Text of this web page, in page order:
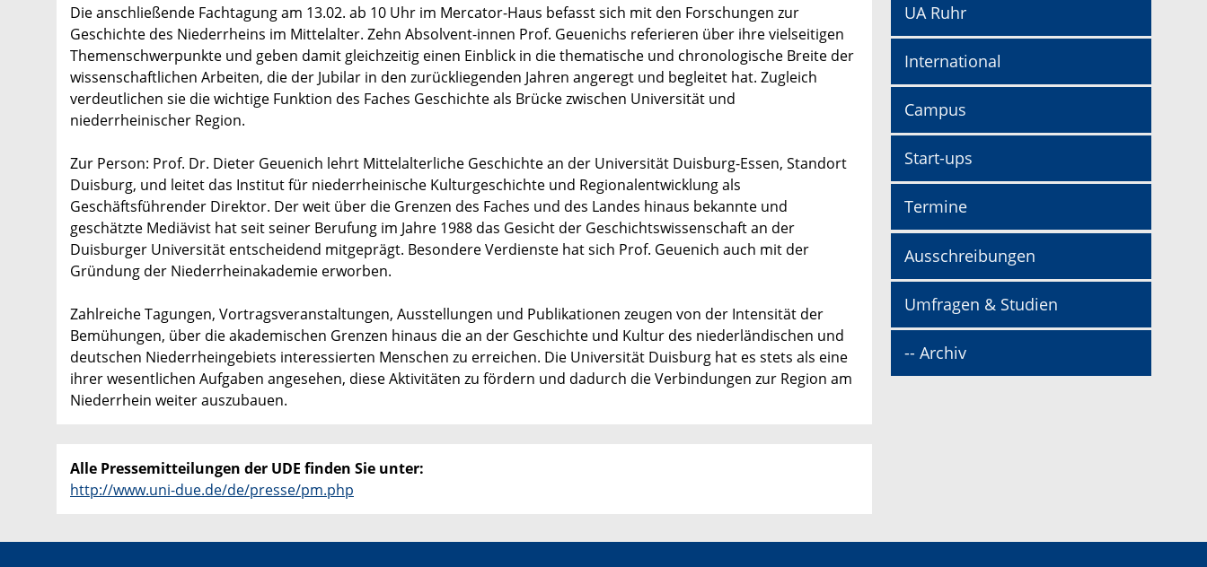
Die anschließende Fachtagung am 13.02. ab 10 Uhr im Mercator-Haus befasst sich mit den Forschungen zur
Geschichte des Niederrheins im Mittelalter. Zehn Absolvent-innen Prof. Geuenichs referieren über ihre vielseitigen
Themenschwerpunkte und geben damit gleichzeitig einen Einblick in die thematische und chronologische Breite der
wissenschaftlichen Arbeiten, die der Jubilar in den zurückliegenden Jahren angeregt und begleitet hat. Zugleich
verdeutlichen sie die wichtige Funktion des Faches Geschichte als Brücke zwischen Universität und
niederrheinischer Region.
Zur Person: Prof. Dr. Dieter Geuenich lehrt Mittelalterliche Geschichte an der Universität Duisburg-Essen, Standort
Duisburg, und leitet das Institut für niederrheinische Kulturgeschichte und Regionalentwicklung als
Geschäftsführender Direktor. Der weit über die Grenzen des Faches und des Landes hinaus bekannte und
geschätzte Mediävist hat seit seiner Berufung im Jahre 1988 das Gesicht der Geschichtswissenschaft an der
Duisburger Universität entscheidend mitgeprägt. Besondere Verdienste hat sich Prof. Geuenich auch mit der
Gründung der Niederrheinakademie erworben.
Zahlreiche Tagungen, Vortragsveranstaltungen, Ausstellungen und Publikationen zeugen von der Intensität der
Bemühungen, über die akademischen Grenzen hinaus die an der Geschichte und Kultur des niederländischen und
deutschen Niederrheingebiets interessierten Menschen zu erreichen. Die Universität Duisburg hat es stets als eine
ihrer wesentlichen Aufgaben angesehen, diese Aktivitäten zu fördern und dadurch die Verbindungen zur Region am
Niederrhein weiter auszubauen.
Alle Pressemitteilungen der UDE finden Sie unter:
http://www.uni-due.de/de/presse/pm.php
UA Ruhr
International
Campus
Start-ups
Termine
Ausschreibungen
Umfragen & Studien
-- Archiv